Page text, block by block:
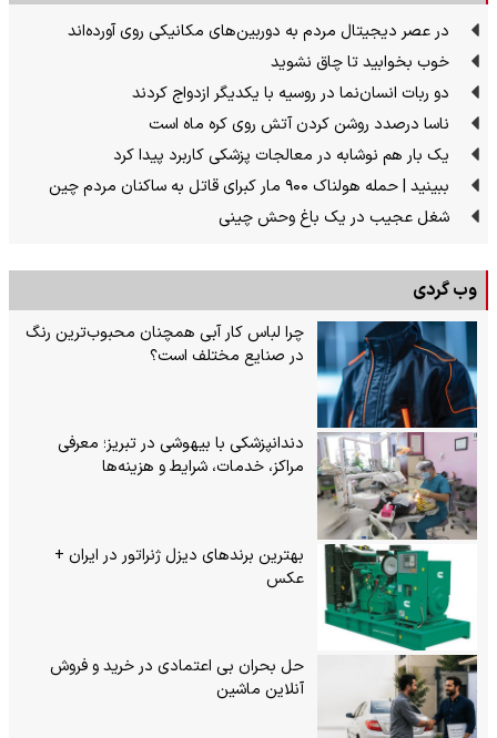
در عصر دیجیتال مردم به دوربین‌های مکانیکی روی آورده‌اند
خوب بخوابید تا چاق نشوید
دو ربات انسان‌نما در روسیه با یکدیگر ازدواج کردند
ناسا درصدد روشن کردن آتش روی کره ماه است
یک بار هم نوشابه در معالجات پزشکی کاربرد پیدا کرد
ببینید | حمله هولناک ۹۰۰ مار کبرای قاتل به ساکنان مردم چین
شغل عجیب در یک باغ وحش چینی
وب گردی
چرا لباس کار آبی همچنان محبوب‌ترین رنگ
در صنایع مختلف است؟
دندانپزشکی با بیهوشی در تبریز؛ معرفی
مراکز، خدمات، شرایط و هزینه‌ها
بهترین برندهای دیزل ژنراتور در ایران +
عکس
حل بحران بی‌ اعتمادی در خرید و فروش
آنلاین ماشین